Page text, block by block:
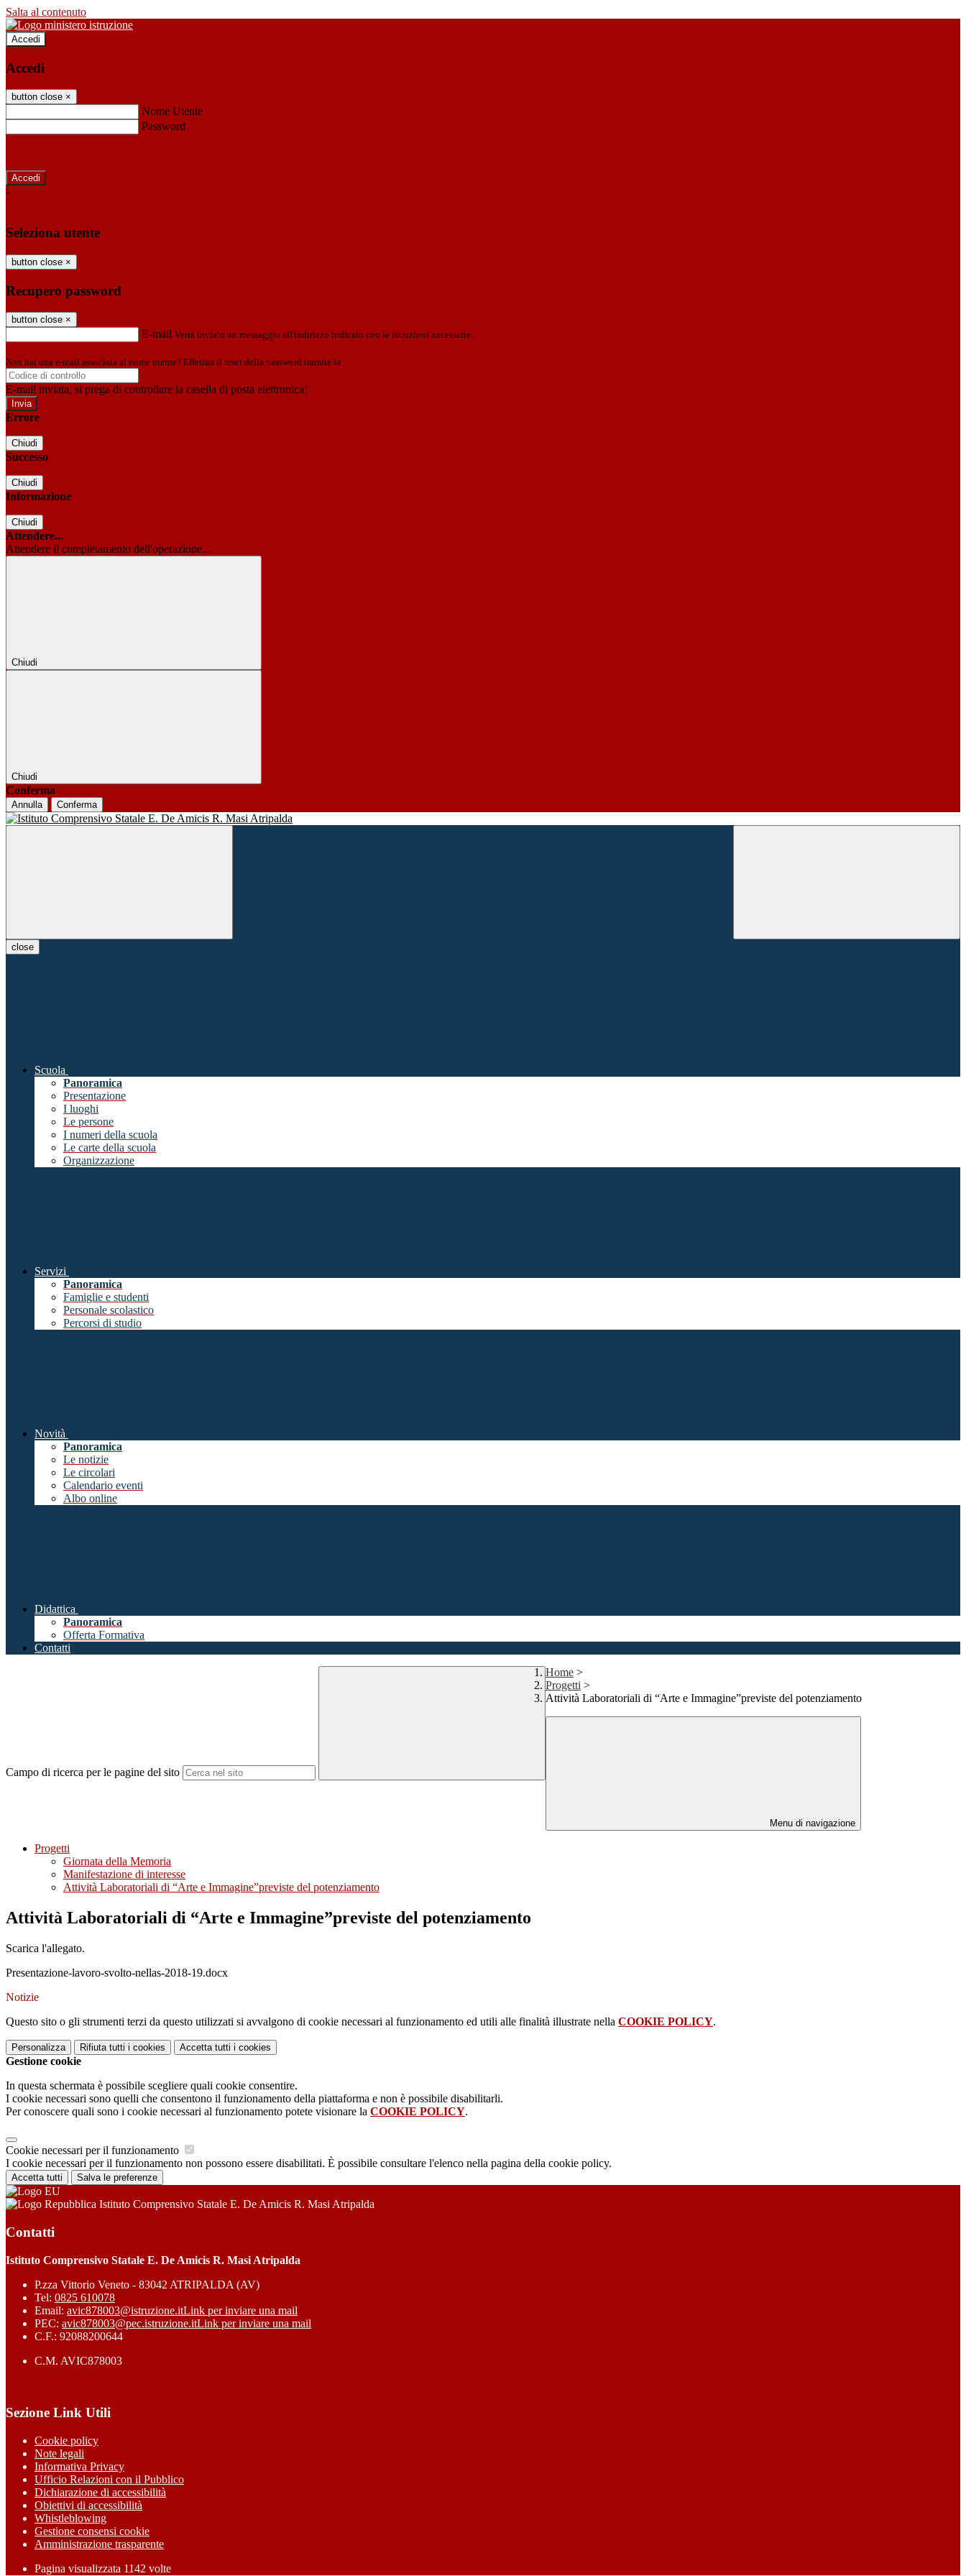
Salta al contenuto
Accedi
Accedi
button close ×
Nome Utente
Password
-
Seleziona utente
button close ×
Recupero password
button close ×
E-mail Verrà inviato un messaggio all'indirizzo indicato con le istruzioni necessarie.
Non hai una e-mail associata al nome utente? Effettua il reset della password tramite la
E-mail inviata, si prega di controllare la casella di posta elettronica!
Errore
Chiudi
Successo
Chiudi
Informazione
Chiudi
Attendere...
Attendere il completamento dell'operazione...
Chiudi
Chiudi
Conferma
Annulla Conferma
close
Scuola
Panoramica
Presentazione
I luoghi
Le persone
I numeri della scuola
Le carte della scuola
Organizzazione
Servizi
Panoramica
Famiglie e studenti
Personale scolastico
Percorsi di studio
Novità
Panoramica
Le notizie
Le circolari
Calendario eventi
Albo online
Didattica
Panoramica
Offerta Formativa
Contatti
Campo di ricerca per le pagine del sito
Home >
Progetti >
Attività Laboratoriali di “Arte e Immagine”previste del potenziamento
Menu di navigazione
Progetti
Giornata della Memoria
Manifestazione di interesse
Attività Laboratoriali di “Arte e Immagine”previste del potenziamento
Attività Laboratoriali di “Arte e Immagine”previste del potenziamento
Scarica l'allegato.
Presentazione-lavoro-svolto-nellas-2018-19.docx
Notizie
Questo sito o gli strumenti terzi da questo utilizzati si avvalgono di cookie necessari al funzionamento ed utili alle finalità illustrate nella COOKIE POLICY.
Personalizza Rifiuta tutti i cookies Accetta tutti i cookies
Gestione cookie
In questa schermata è possibile scegliere quali cookie consentire.
I cookie necessari sono quelli che consentono il funzionamento della piattaforma e non è possibile disabilitarli.
Per conoscere quali sono i cookie necessari al funzionamento potete visionare la COOKIE POLICY.
Cookie necessari per il funzionamento
I cookie necessari per il funzionamento non possono essere disabilitati. È possibile consultare l'elenco nella pagina della cookie policy.
Accetta tutti Salva le preferenze
Istituto Comprensivo Statale E. De Amicis R. Masi Atripalda
Contatti
Istituto Comprensivo Statale E. De Amicis R. Masi Atripalda
P.zza Vittorio Veneto - 83042 ATRIPALDA (AV)
Tel: 0825 610078
Email: avic878003@istruzione.itLink per inviare una mail
PEC: avic878003@pec.istruzione.itLink per inviare una mail
C.F.: 92088200644
C.M. AVIC878003
Sezione Link Utili
Cookie policy
Note legali
Informativa Privacy
Ufficio Relazioni con il Pubblico
Dichiarazione di accessibilità
Obiettivi di accessibilità
Whistleblowing
Gestione consensi cookie
Amministrazione trasparente
Pagina visualizzata 1142 volte